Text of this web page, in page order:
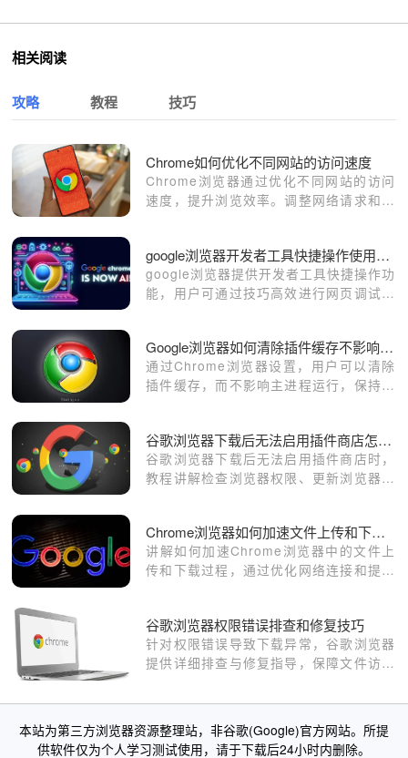
相关阅读
攻略 教程 技巧
Chrome如何优化不同网站的访问速度
Chrome浏览器通过优化不同网站的访问
速度，提升浏览效率。调整网络请求和资
google浏览器开发者工具快捷操作使用技巧实操教程
google浏览器提供开发者工具快捷操作功
能，用户可通过技巧高效进行网页调试和
Google浏览器如何清除插件缓存不影响主进程
通过Chrome浏览器设置，用户可以清除
插件缓存，而不影响主进程运行，保持浏
谷歌浏览器下载后无法启用插件商店怎么办
谷歌浏览器下载后无法启用插件商店时，
教程讲解检查浏览器权限、更新浏览器版
Chrome浏览器如何加速文件上传和下载过程
讲解如何加速Chrome浏览器中的文件上
传和下载过程，通过优化网络连接和提升
谷歌浏览器权限错误排查和修复技巧
针对权限错误导致下载异常，谷歌浏览器
提供详细排查与修复指导，保障文件访问
本站为第三方浏览器资源整理站，非谷歌(Google)官方网站。所提
供软件仅为个人学习测试使用，请于下载后24小时内删除。